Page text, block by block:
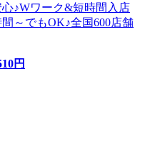
♪Wワーク&短時間入店
～でもOK♪全国600店舗
円